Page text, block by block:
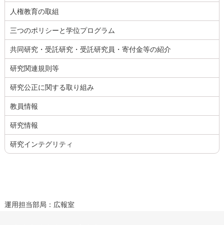
人権教育の取組
三つのポリシーと学位プログラム
共同研究・受託研究・受託研究員・寄付金等の紹介
研究関連規則等
研究公正に関する取り組み
教員情報
研究情報
研究インテグリティ
運用担当部局：広報室